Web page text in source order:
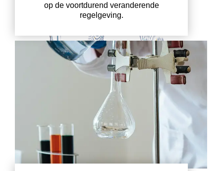
op de voortdurend veranderende
regelgeving.